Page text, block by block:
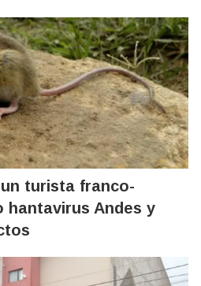
turista franco-
hantavirus Andes y